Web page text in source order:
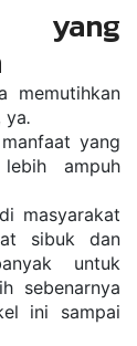
memutihkan
ya.
yang
ampuh
masyarakat
sibuk dan
untuk
sebenarnya
ini sampai